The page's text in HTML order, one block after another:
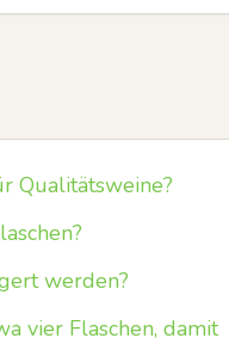
Qualitätsweine?
werden?
vier Flaschen, damit